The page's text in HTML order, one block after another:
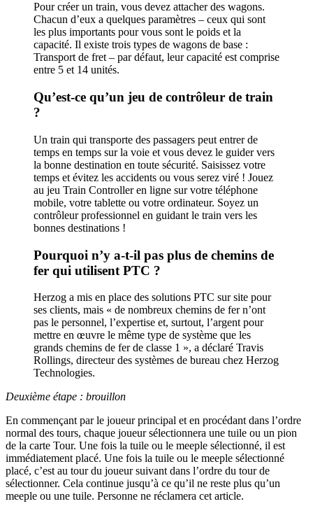
Pour créer un train, vous devez attacher des wagons.
Chacun d’eux a quelques paramètres – ceux qui sont
les plus importants pour vous sont le poids et la
capacité. Il existe trois types de wagons de base :
Transport de fret – par défaut, leur capacité est comprise
entre 5 et 14 unités.
Qu’est-ce qu’un jeu de contrôleur de train
?
Un train qui transporte des passagers peut entrer de
temps en temps sur la voie et vous devez le guider vers
la bonne destination en toute sécurité. Saisissez votre
temps et évitez les accidents ou vous serez viré ! Jouez
au jeu Train Controller en ligne sur votre téléphone
mobile, votre tablette ou votre ordinateur. Soyez un
contrôleur professionnel en guidant le train vers les
bonnes destinations !
Pourquoi n’y a-t-il pas plus de chemins de
fer qui utilisent PTC ?
Herzog a mis en place des solutions PTC sur site pour
ses clients, mais « de nombreux chemins de fer n’ont
pas le personnel, l’expertise et, surtout, l’argent pour
mettre en œuvre le même type de système que les
grands chemins de fer de classe 1 », a déclaré Travis
Rollings, directeur des systèmes de bureau chez Herzog
Technologies.
Deuxième étape : brouillon
En commençant par le joueur principal et en procédant dans l’ordre
normal des tours, chaque joueur sélectionnera une tuile ou un pion
de la carte Tour. Une fois la tuile ou le meeple sélectionné, il est
immédiatement placé. Une fois la tuile ou le meeple sélectionné
placé, c’est au tour du joueur suivant dans l’ordre du tour de
sélectionner. Cela continue jusqu’à ce qu’il ne reste plus qu’un
meeple ou une tuile. Personne ne réclamera cet article.